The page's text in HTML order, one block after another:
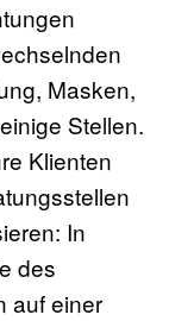
Masken,
Stellen.
Klienten
In
des
auf einer